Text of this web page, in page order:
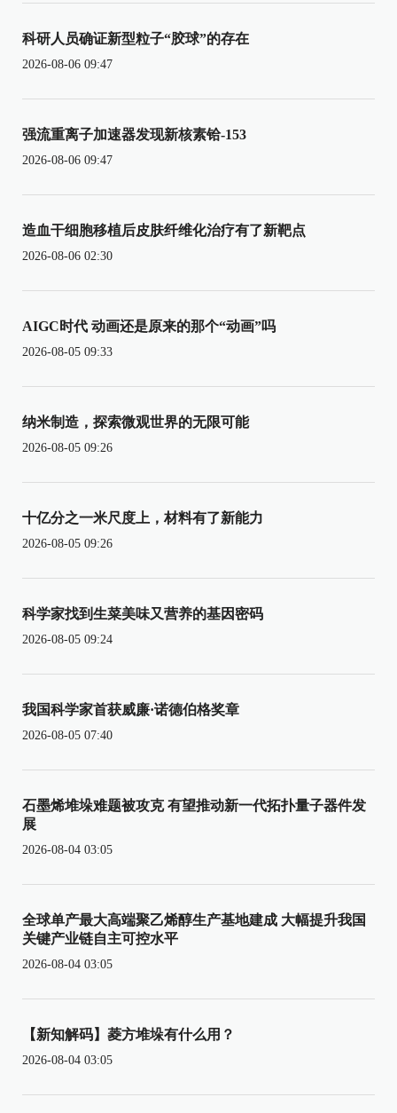
科研人员确证新型粒子“胶球”的存在
2026-08-06 09:47
强流重离子加速器发现新核素铪-153
2026-08-06 09:47
造血干细胞移植后皮肤纤维化治疗有了新靶点
2026-08-06 02:30
AIGC时代 动画还是原来的那个“动画”吗
2026-08-05 09:33
纳米制造，探索微观世界的无限可能
2026-08-05 09:26
十亿分之一米尺度上，材料有了新能力
2026-08-05 09:26
科学家找到生菜美味又营养的基因密码
2026-08-05 09:24
我国科学家首获威廉·诺德伯格奖章
2026-08-05 07:40
石墨烯堆垛难题被攻克 有望推动新一代拓扑量子器件发
展
2026-08-04 03:05
全球单产最大高端聚乙烯醇生产基地建成 大幅提升我国
关键产业链自主可控水平
2026-08-04 03:05
【新知解码】菱方堆垛有什么用？
2026-08-04 03:05